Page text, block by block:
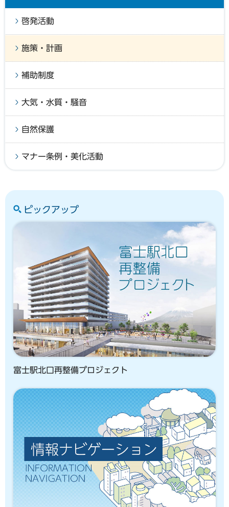
啓発活動
施策・計画
補助制度
大気・水質・騒音
自然保護
マナー条例・美化活動
ピックアップ
富士駅北口再整備プロジェクト